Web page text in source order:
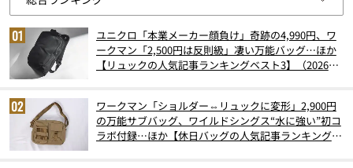
ユニクロ「本業メーカー顔負け」奇跡の4,990円、ワ
ークマン「2,500円は反則級」凄い万能バッグ…ほか
【リュックの人気記事ランキングベスト3】（2026年
ワークマン「ショルダー⇔リュックに変形」2,900円
の万能サブバッグ、ワイルドシングス“水に強い”初コ
ラボ付録…ほか【休日バッグの人気記事ランキングベ